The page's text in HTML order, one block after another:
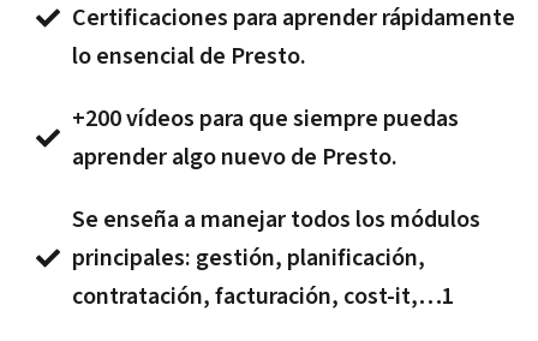
Certificaciones para aprender rápidamente
lo ensencial de Presto.
+200 vídeos para que siempre puedas
aprender algo nuevo de Presto.
Se enseña a manejar todos los módulos
principales: gestión, planificación,
contratación, facturación, cost-it,…1